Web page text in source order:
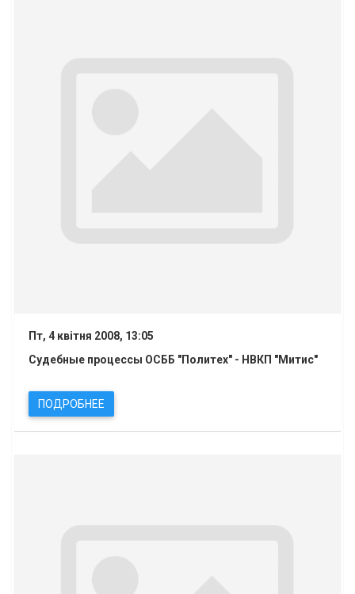
Пт, 4 квітня 2008, 13:05
Судебные процессы ОСББ "Политех" - НВКП "Митис"
ПОДРОБНЕЕ